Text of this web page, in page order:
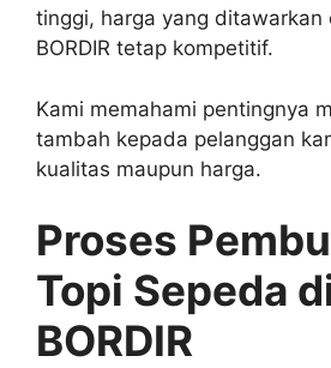
tinggi, harga yang ditawarkan
BORDIR tetap kompetitif.
Kami memahami pentingnya
tambah kepada pelanggan
kualitas maupun harga.
Proses
Topi Sepeda
BORDIR